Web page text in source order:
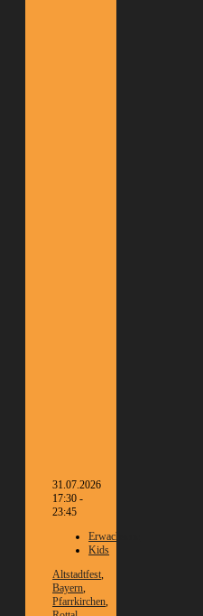
31.07.2026
17:30 -
23:45
Erwachsene
Kids
Altstadtfest
Bayern
Pfarrkirchen